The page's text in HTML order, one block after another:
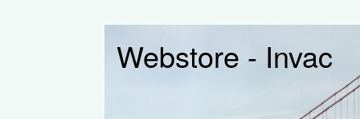
Webstore - Invac